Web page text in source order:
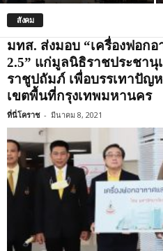
สังคม
มทส. ส่งมอบ “เครื่องฟอก
2.5” แก่มูลนิธิราชประชานุ
ราชูปถัมภ์ เพื่อบรรเทาปัญ
เขตพื้นที่กรุงเทพมหานคร
ที่นี่โคราช - มีนาคม 8, 2021